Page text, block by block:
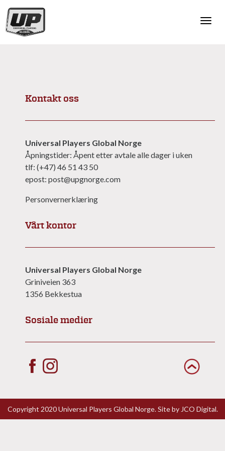
Kontakt oss
Universal Players Global Norge
Åpningstider: Åpent etter avtale alle dager i uken
tlf: (+47) 46 51 43 50
epost: post@upgnorge.com
Personvernerklæring
Vårt kontor
Universal Players Global Norge
Griniveien 363
1356 Bekkestua
Sosiale medier
Copyright 2020 Universal Players Global Norge. Site by JCO Digital.